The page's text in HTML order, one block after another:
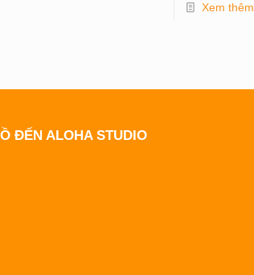
Xem thêm
ĐẾN ALOHA STUDIO